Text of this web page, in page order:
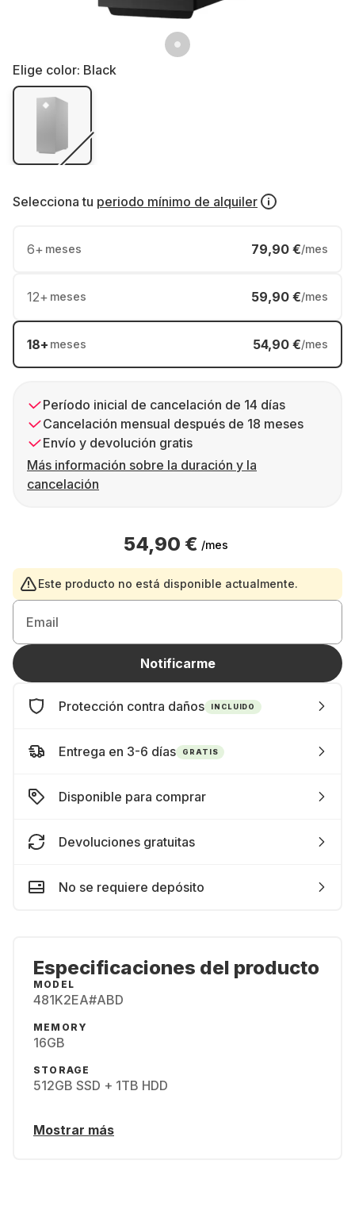
Elige color: Black
Selecciona tu periodo mínimo de alquiler
6+ meses 79,90 €/mes
12+ meses 59,90 €/mes
18+ meses 54,90 €/mes
Período inicial de cancelación de 14 días
Cancelación mensual después de 18 meses
Envío y devolución gratis
Más información sobre la duración y la
cancelación
54,90 € /mes
Este producto no está disponible actualmente.
Email
Notificarme
Protección contra daños INCLUIDO
Entrega en 3-6 días GRATIS
Disponible para comprar
Devoluciones gratuitas
No se requiere depósito
Especificaciones del producto
MODEL
481K2EA#ABD
MEMORY
16GB
STORAGE
512GB SSD + 1TB HDD
Mostrar más